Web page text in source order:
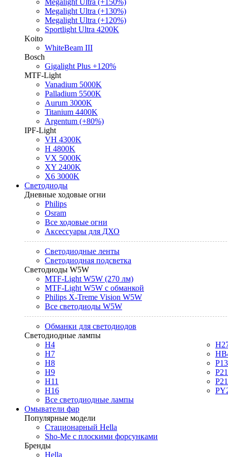
Megalight Ultra (+150%)
Megalight Ultra (+130%)
Megalight Ultra (+120%)
Sportlight Ultra 4200K
Koito
WhiteBeam III
Bosch
Gigalight Plus +120%
MTF-Light
Vanadium 5000K
Palladium 5500K
Aurum 3000K
Titanium 4400K
Argentum (+80%)
IPF-Light
VH 4300K
H 4800K
VX 5000K
XY 2400K
X6 3000K
Светодиоды
Дневные ходовые огни
Philips
Osram
Все ходовые огни
Аксессуары для ДХО
Светодиодные ленты
Светодиодная подсветка
Светодиоды W5W
MTF-Light W5W (270 лм)
MTF-Light W5W с обманкой
Philips X-Treme Vision W5W
Все светодиоды W5W
Обманки для светодиодов
Светодиодные лампы
H4
H7
H8
H9
H11
H16
Все светодиодные лампы
Омыватели фар
Популярные модели
Стационарный Hella
Sho-Me с плоскими форсунками
Бренды
Hella